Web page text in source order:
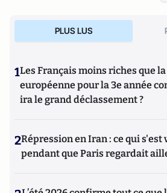
PLUS LUS
1Les Français moins riches que
européenne pour la 3e année
ira le grand déclassement ?
2Répression en Iran : ce qui
pendant que Paris regardait